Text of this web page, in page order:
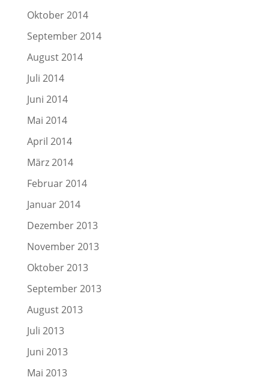
Oktober 2014
September 2014
August 2014
Juli 2014
Juni 2014
Mai 2014
April 2014
März 2014
Februar 2014
Januar 2014
Dezember 2013
November 2013
Oktober 2013
September 2013
August 2013
Juli 2013
Juni 2013
Mai 2013